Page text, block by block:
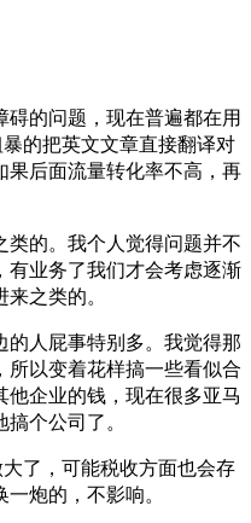
的问题，现在普遍都在用
的把英文文章直接翻译对
果后面流量转化率不高，再
的。我个人觉得问题并不
有业务了我们才会考虑逐渐
之类的。
人屁事特别多。我觉得那
以变着花样搞一些看似合
企业的钱，现在很多亚马
个公司了。
了，可能税收方面也会存
炮的，不影响。